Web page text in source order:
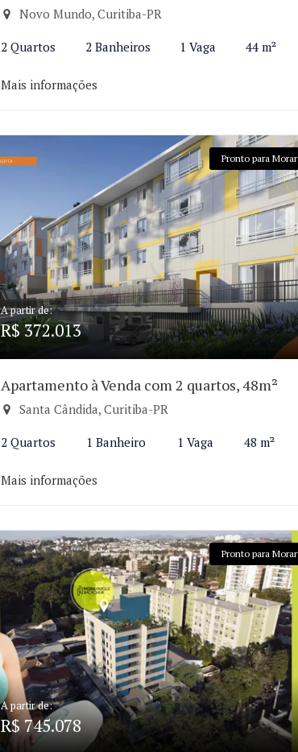
Novo Mundo, Curitiba-PR
2 Quartos 2 Banheiros 1 Vaga 44 m²
Mais informações
Pronto para Morar
A partir de:
R$ 372.013
Apartamento à Venda com 2 quartos, 48m²
Santa Cândida, Curitiba-PR
2 Quartos 1 Banheiro 1 Vaga 48 m²
Mais informações
Pronto para Morar
A partir de:
R$ 745.078